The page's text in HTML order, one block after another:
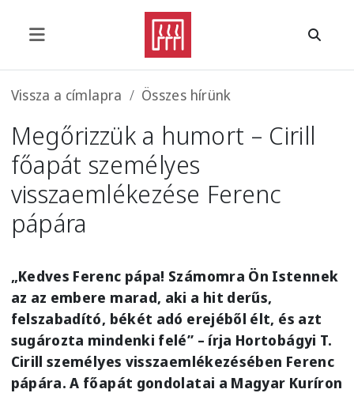
Morzsa
Vissza a címlapra Összes hírünk
Megőrizzük a humort – Cirill
főapát személyes
visszaemlékezése Ferenc
pápára
„Kedves Ferenc pápa! Számomra Ön Istennek
az az embere marad, aki a hit derűs,
felszabadító, békét adó erejéből élt, és azt
sugározta mindenki felé” – írja Hortobágyi T.
Cirill személyes visszaemlékezésében Ferenc
pápára. A főapát gondolatai a Magyar Kuríron